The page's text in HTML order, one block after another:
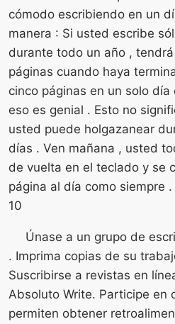
cómodo escribiendo en un
manera : Si usted escribe
durante todo un año ,
páginas cuando haya
cinco páginas en un solo
eso es genial . Esto no
usted puede holgazanear
días . Ven mañana , usted
de vuelta en el teclado y se
página al día como siempre .
10
Únase a un grupo de
. Imprima copias de su
Suscribirse a revistas en
Absoluto Write. Participe en
permiten obtener